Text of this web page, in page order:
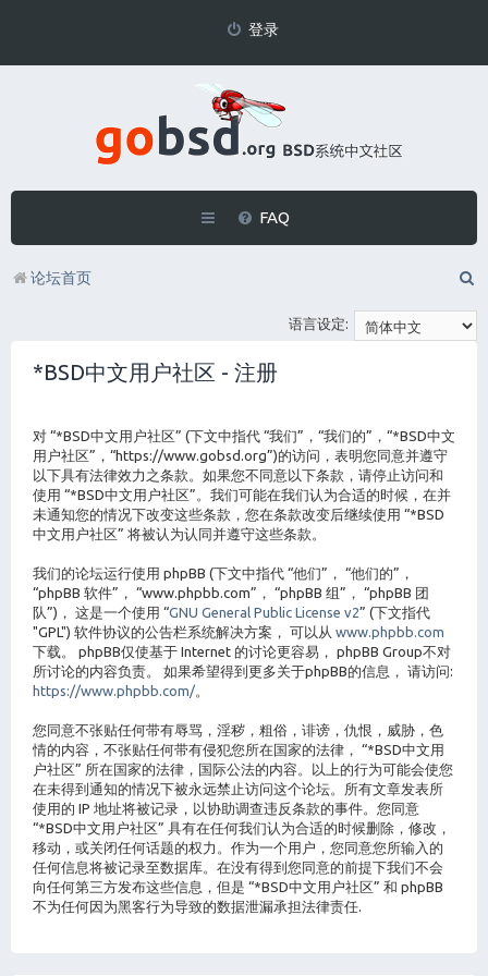
登录
FAQ
论坛首页
语言设定:
*BSD中文用户社区 - 注册
对 “*BSD中文用户社区” (下文中指代 “我们”，“我们的”，“*BSD中文
用户社区”，“https://www.gobsd.org”)的访问，表明您同意并遵守
以下具有法律效力之条款。如果您不同意以下条款，请停止访问和
使用 “*BSD中文用户社区”。我们可能在我们认为合适的时候，在并
未通知您的情况下改变这些条款，您在条款改变后继续使用 “*BSD
中文用户社区” 将被认为认同并遵守这些条款。
我们的论坛运行使用 phpBB (下文中指代 “他们”， “他们的”，
“phpBB 软件”， “www.phpbb.com”， “phpBB 组”， “phpBB 团
队”)， 这是一个使用 “GNU General Public License v2” (下文指代
"GPL") 软件协议的公告栏系统解决方案， 可以从 www.phpbb.com
下载。 phpBB仅使基于 Internet 的讨论更容易， phpBB Group不对
所讨论的内容负责。 如果希望得到更多关于phpBB的信息， 请访问:
https://www.phpbb.com/。
您同意不张贴任何带有辱骂，淫秽，粗俗，诽谤，仇恨，威胁，色
情的内容，不张贴任何带有侵犯您所在国家的法律， “*BSD中文用
户社区” 所在国家的法律，国际公法的内容。以上的行为可能会使您
在未得到通知的情况下被永远禁止访问这个论坛。所有文章发表所
使用的 IP 地址将被记录，以协助调查违反条款的事件。您同意
“*BSD中文用户社区” 具有在任何我们认为合适的时候删除，修改，
移动，或关闭任何话题的权力。作为一个用户，您同意您所输入的
任何信息将被记录至数据库。在没有得到您同意的前提下我们不会
向任何第三方发布这些信息，但是 “*BSD中文用户社区” 和 phpBB
不为任何因为黑客行为导致的数据泄漏承担法律责任.